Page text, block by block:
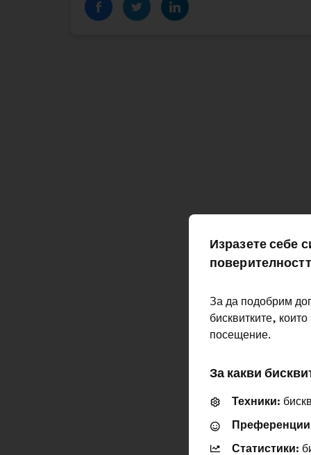
Изразете себе
За да подобрим
бисквитките,
посещение.
За какви
Техники:
Статистики: